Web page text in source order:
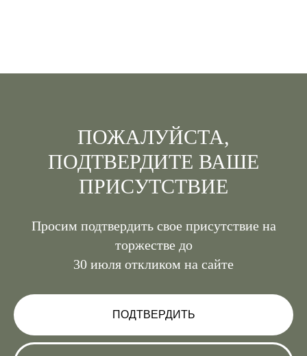
ПОЖАЛУЙСТА,
ПОДТВЕРДИТЕ ВАШЕ
ПРИСУТСТВИЕ
Просим подтвердить свое присутствие на
торжестве до
30 июля откликом на сайте
ПОДТВЕРДИТЬ